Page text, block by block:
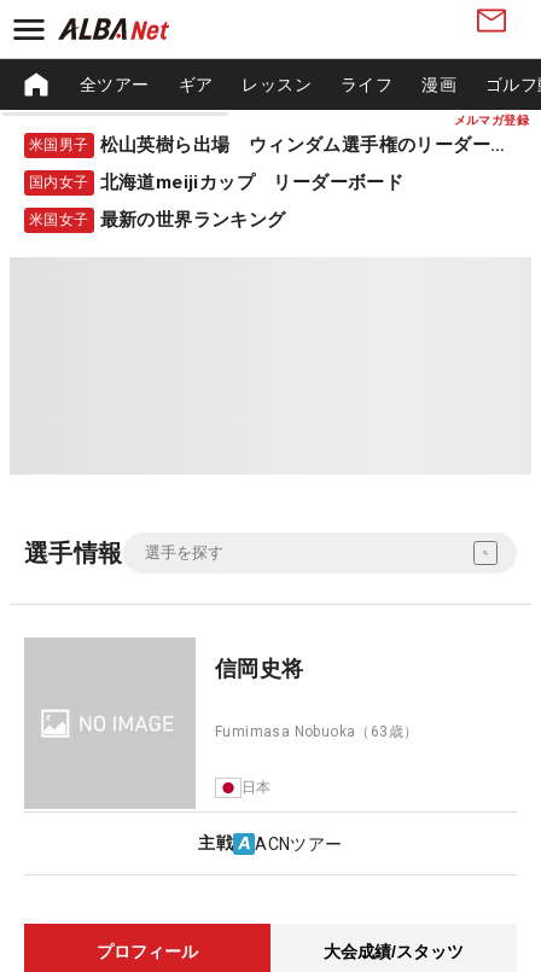
メルマガ登録
全ツアー ギア レッスン ライフ 漫画 ゴル
米国男子 松山英樹ら出場 ウィンダム選手権のリーダーボード
国内女子 北海道meijiカップ リーダーボード
米国女子 最新の世界ランキング
選手情報
信岡史将
Fumimasa Nobuoka （63歳）
日本
主戦 ACNツアー
プロフィール 大会成績/スタッツ